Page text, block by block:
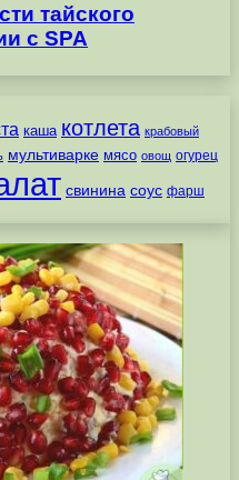
тайского
с SPA
каша котлета крабовый
мультиварке мясо овощ огурец
свинина соус фарш